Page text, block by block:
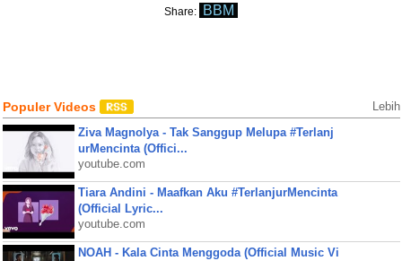
Share: BBM
Populer Videos Lebih
Ziva Magnolya - Tak Sanggup Melupa #Terlanj
urMencinta (Offici...
youtube.com
Tiara Andini - Maafkan Aku #TerlanjurMencinta
(Official Lyric...
youtube.com
NOAH - Kala Cinta Menggoda (Official Music Vi